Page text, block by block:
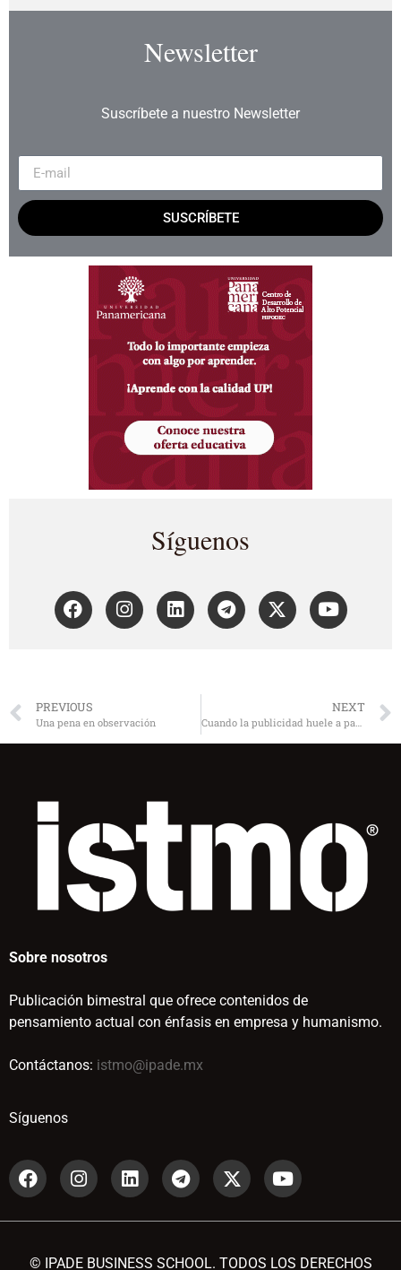
Newsletter
Suscríbete a nuestro Newsletter
SUSCRÍBETE
Síguenos
PREVIOUS
Una pena en observación
NEXT
Sobre nosotros
Publicación bimestral que ofrece contenidos de
pensamiento actual con énfasis en empresa y humanismo.
Contáctanos: istmo@ipade.mx
Síguenos
© IPADE BUSINESS SCHOOL. TODOS LOS DERECHOS